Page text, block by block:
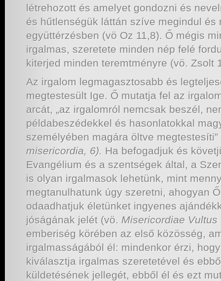
létrehozott és amelyet gondozni és
és hűtlenségük láttán szíve megindul és
együttérzésben (vö Oz 11,8). Ő mégis
irgalmas, szeretete minden nép felé
kiterjed minden teremtményre (vö. Zsolt
Az irgalom legmagasztosabb és
megtestesült Ige. Ő mutatja fel az
arcát, „az irgalomról nemcsak beszél,
példabeszédekkel és hasonlatokkal
személyében magára öltve
misericordia, 6). Ha befogadjuk és
Evangélium és a szentségek által, a
is olyan irgalmasok lehetünk, mint
megtanulhatunk úgy szeretni, ahogyan
odaadhatjuk életünket ingyenes
jóságának jelét (vö. Misericordiae Vultus
emberiség körében az első közösség,
irgalmasságából él: mindenkor érzi,
kiválasztja irgalmas szeretetével és
küldetésének jellegét, ebből él és ezt